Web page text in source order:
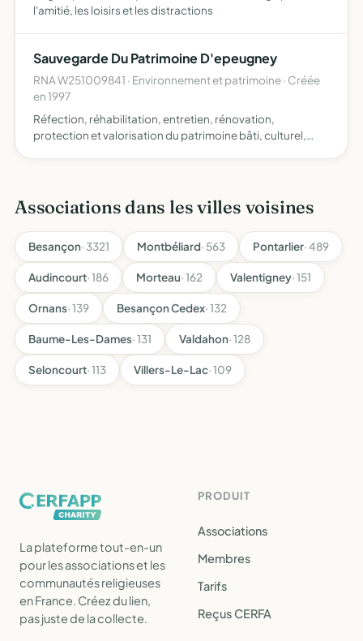
l'amitié, les loisirs et les distractions
Sauvegarde Du Patrimoine D'epeugney
RNA W251009841 · Environnement et patrimoine · Créée
en 1997
Réfection, réhabilitation, entretien, rénovation,
protection et valorisation du patrimoine bâti, culturel,
Associations dans les villes voisines
Besançon· 3321 Montbéliard· 563 Pontarlier· 489
Audincourt· 186 Morteau· 162 Valentigney· 151
Ornans· 139 Besançon Cedex· 132
Baume-Les-Dames· 131 Valdahon· 128
Seloncourt· 113 Villers-Le-Lac· 109
La plateforme tout-en-un
pour les associations et les
communautés religieuses
en France. Créez du lien,
pas juste de la collecte.
PRODUIT
Associations
Membres
Tarifs
Reçus CERFA